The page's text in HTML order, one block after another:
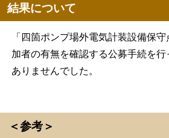
結果について
「四箇ポンプ場外電気計装設備保
加者の有無を確認する公募手続を
ありませんでした。
＜参考＞